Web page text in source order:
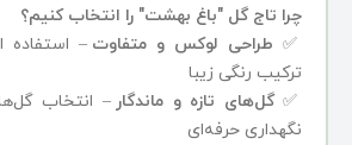
چرا تاج گل "باغ بهشت" را انتخاب کنیم؟
✅ طراحی لوکس و متفاوت –
ترکیب رنگی زیبا
✅گل‌های تازه و ماندگار – انتخاب
نگهداری حرفه‌ای